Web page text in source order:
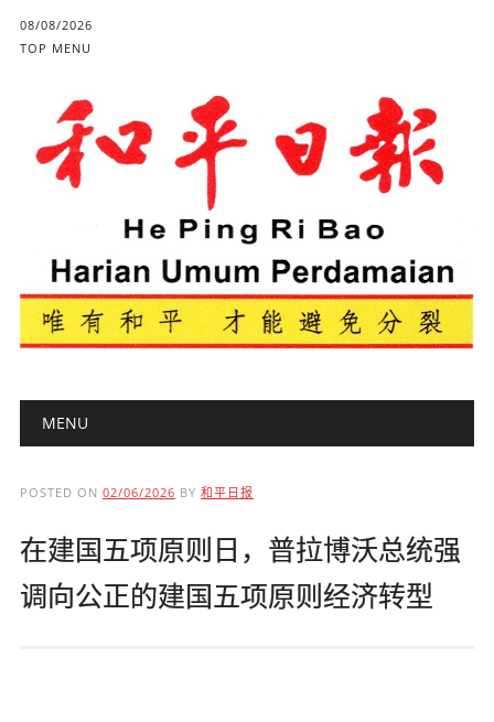
08/08/2026
TOP MENU
Main menu
MENU
POSTED ON 02/06/2026 BY 和平日报
在建国五项原则日，普拉博沃总统强
调向公正的建国五项原则经济转型